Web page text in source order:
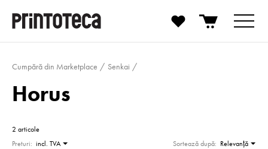
Cumpără din Marketplace Senkai
Horus
2 articole
Preturi: incl. TVA Sortează după: Relevanţă